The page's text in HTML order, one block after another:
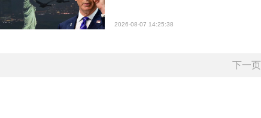
2026-08-07 14:25:38
下一页